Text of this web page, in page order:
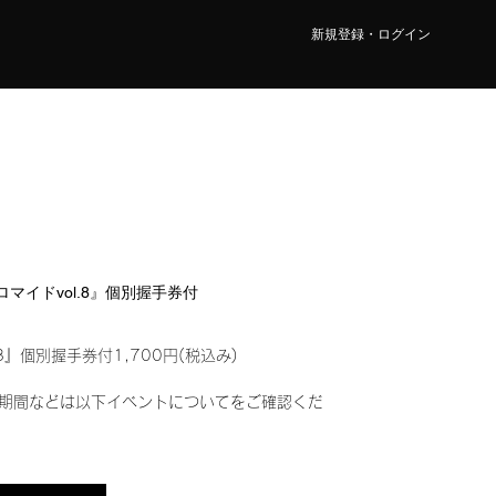
新規登録・ログイン
マイドvol.8』個別握手券付
』個別握手券付1,700円(税込み)
間などは以下イベントについてをご確認くだ